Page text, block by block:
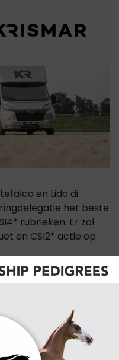
en Lido di
het beste
rubrieken. Er zal
en CSI2* actie op
EVENTING